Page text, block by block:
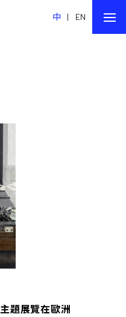
中 | EN
題展覽在歐洲